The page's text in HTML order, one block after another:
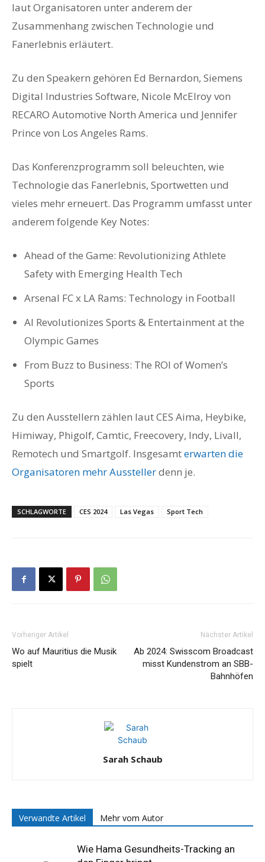
laut Organisatoren unter anderem der
Zusammenhang zwischen Technologie und
Fanerlebnis erläutert.
Zu den Speakern gehören Ed Bernardon, Siemens
Digital Industries Software, Nicole McElroy von
RECARO Automotive North America und Jennifer
Prince von Los Angeles Rams.
Das Konferenzprogramm soll beleuchten, wie
Technologie das Fanerlebnis, Sportwetten und
vieles mehr erneuert. Das Programm umfasst unter
anderem folgende Key Notes:
Ahead of the Game: Revolutionizing Athlete
Safety with Emerging Health Tech
Arsenal FC x LA Rams: Technology in Football
AI Revolutionizes Sports & Entertainment at the
Olympic Games
From Buzz to Business: The ROI of Women’s
Sports
Zu den Ausstellern zählen laut CES Aima, Heybike,
Himiway, Phigolf, Camtic, Freecovery, Indy, Livall,
Remotech und Smartgolf. Insgesamterwarten die
Organisatoren mehr Ausstellerdenn je.
SCHLAGWORTE CES 2024 Las Vegas Sport Tech
Vorheriger Artikel
Wo auf Mauritius die Musik
spielt
Nächster Artikel
Ab 2024: Swisscom Broadcast
misst Kundenstrom an SBB-
Bahnhöfen
Sarah Schaub
Verwandte Artikel Mehr vom Autor
Wie Hama Gesundheits-Tracking an